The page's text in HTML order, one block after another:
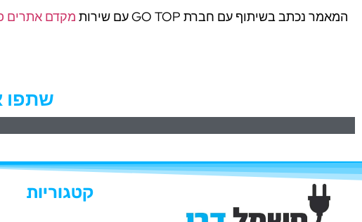
המאמר נכתב בשיתוף עם חברת GO TOP עם שירות מקדם אתרים
שתפו
קטגוריות